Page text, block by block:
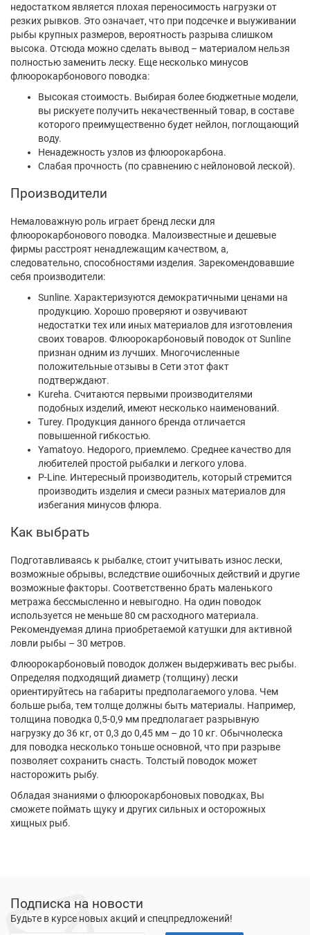
недостатком является плохая переносимость нагрузки от
резких рывков. Это означает, что при подсечке и выуживании
рыбы крупных размеров, вероятность разрыва слишком
высока. Отсюда можно сделать вывод – материалом нельзя
полностью заменить леску. Еще несколько минусов
флюорокарбонового поводка:
Высокая стоимость. Выбирая более бюджетные модели,
вы рискуете получить некачественный товар, в составе
которого преимущественно будет нейлон, поглощающий
воду.
Ненадежность узлов из флюорокарбона.
Слабая прочность (по сравнению с нейлоновой леской).
Производители
Немаловажную роль играет бренд лески для
флюорокарбонового поводка. Малоизвестные и дешевые
фирмы расстроят ненадлежащим качеством, а,
следовательно, способностями изделия. Зарекомендовавшие
себя производители:
Sunline. Характеризуются демократичными ценами на
продукцию. Хорошо проверяют и озвучивают
недостатки тех или иных материалов для изготовления
своих товаров. Флюорокарбоновый поводок от Sunline
признан одним из лучших. Многочисленные
положительные отзывы в Сети этот факт
подтверждают.
Kureha. Считаются первыми производителями
подобных изделий, имеют несколько наименований.
Turey. Продукция данного бренда отличается
повышенной гибкостью.
Yamatoyo. Недорого, приемлемо. Среднее качество для
любителей простой рыбалки и легкого улова.
P-Line. Интересный производитель, который стремится
производить изделия и смеси разных материалов для
избегания минусов флюра.
Как выбрать
Подготавливаясь к рыбалке, стоит учитывать износ лески,
возможные обрывы, вследствие ошибочных действий и другие
возможные факторы. Соответственно брать маленького
метража бессмысленно и невыгодно. На один поводок
используется не меньше 80 см расходного материала.
Рекомендуемая длина приобретаемой катушки для активной
ловли рыбы – 30 метров.
Флюорокарбоновый поводок должен выдерживать вес рыбы.
Определяя подходящий диаметр (толщину) лески
ориентируйтесь на габариты предполагаемого улова. Чем
больше рыба, тем толще должны быть материалы. Например,
толщина поводка 0,5-0,9 мм предполагает разрывную
нагрузку до 36 кг, от 0,3 до 0,45 мм – до 10 кг. Обычнолеска
для поводка несколько тоньше основной, что при разрыве
позволяет сохранить снасть. Толстый поводок может
насторожить рыбу.
Обладая знаниями о флюорокарбоновых поводках, Вы
сможете поймать щуку и других сильных и осторожных
хищных рыб.
Подписка на новости
Будьте в курсе новых акций и спецпредложений!